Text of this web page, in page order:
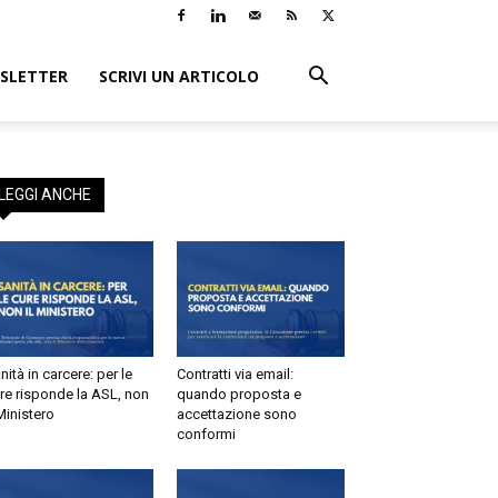
SCRIVI UN ARTICOLO
ANCHE
in carcere: per le
risponde la ASL, non
Contratti via email:
quando proposta e
accettazione sono
conformi